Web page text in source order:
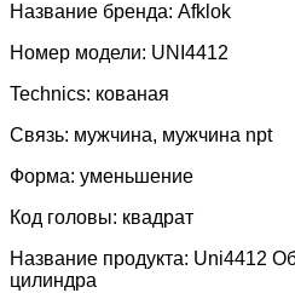
Название бренда: Afklok
Номер модели: UNI4412
Technics: кованая
Связь: мужчина, мужчина npt
Форма: уменьшение
Код головы: квадрат
Название продукта: Uni4412
цилиндра